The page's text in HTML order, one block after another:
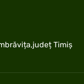
Timiș